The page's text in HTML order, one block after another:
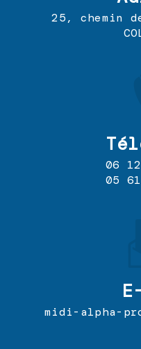
25, chemin
06
05
midi-alpha-